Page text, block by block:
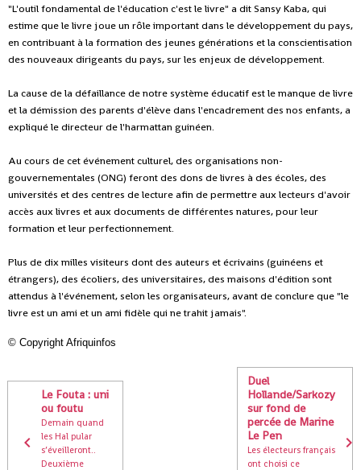
"L'outil fondamental de l'éducation c'est le livre" a dit Sansy Kaba, qui
estime que le livre joue un rôle important dans le développement du pays,
en contribuant à la formation des jeunes générations et la conscientisation
des nouveaux dirigeants du pays, sur les enjeux de développement.
La cause de la défaillance de notre système éducatif est le manque de livre
et la démission des parents d'élève dans l'encadrement des nos enfants, a
expliqué le directeur de l'harmattan guinéen.
Au cours de cet événement culturel, des organisations non-
gouvernementales (ONG) feront des dons de livres à des écoles, des
universités et des centres de lecture afin de permettre aux lecteurs d'avoir
accès aux livres et aux documents de différentes natures, pour leur
formation et leur perfectionnement.
Plus de dix milles visiteurs dont des auteurs et écrivains (guinéens et
étrangers), des écoliers, des universitaires, des maisons d'édition sont
attendus à l'événement, selon les organisateurs, avant de conclure que "le
livre est un ami et un ami fidèle qui ne trahit jamais".
© Copyright Afriquinfos
Le Fouta : uni
ou foutu
Demain quand
les Hal pular
s’éveilleront..
Deuxième
Duel
Hollande/Sarkozy
sur fond de
percée de Marine
Le Pen
Les électeurs français
ont choisi ce